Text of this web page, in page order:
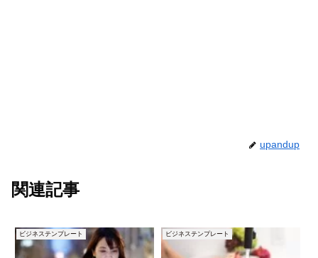
upandup
関連記事
ビジネステンプレート ビジネステンプレート